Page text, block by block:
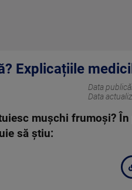
Explicațiile
Data
Data
mușchi frumoși?
să știu: